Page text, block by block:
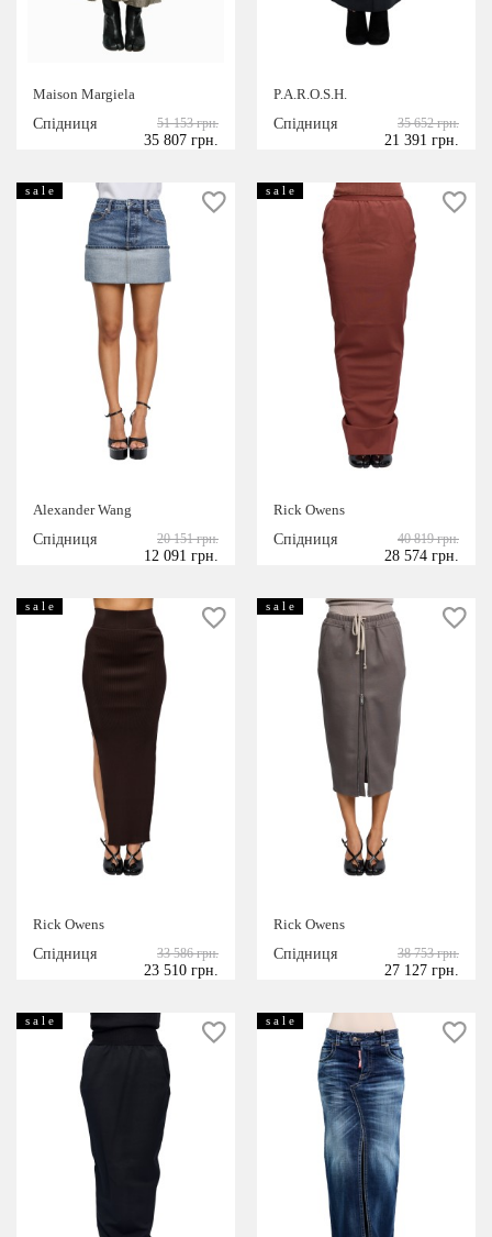
Maison Margiela
Спідниця
51 153 грн.
35 807 грн.
P.A.R.O.S.H.
Спідниця
35 652 грн.
21 391 грн.
s a l e
Alexander Wang
Спідниця
20 151 грн.
12 091 грн.
s a l e
Rick Owens
Спідниця
40 819 грн.
28 574 грн.
s a l e
Rick Owens
Спідниця
33 586 грн.
23 510 грн.
s a l e
Rick Owens
Спідниця
38 753 грн.
27 127 грн.
s a l e s a l e